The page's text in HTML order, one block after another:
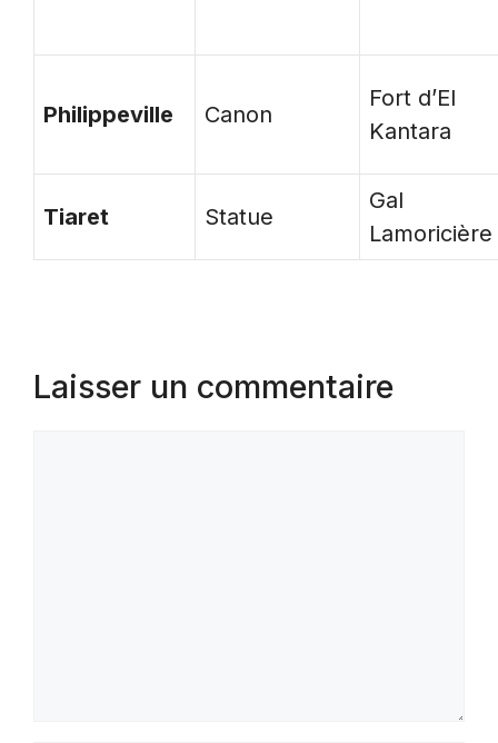
Philippeville Canon
Fort d’El
Kantara
Tiaret Statue
Gal
Lamoricière
Laisser un commentaire